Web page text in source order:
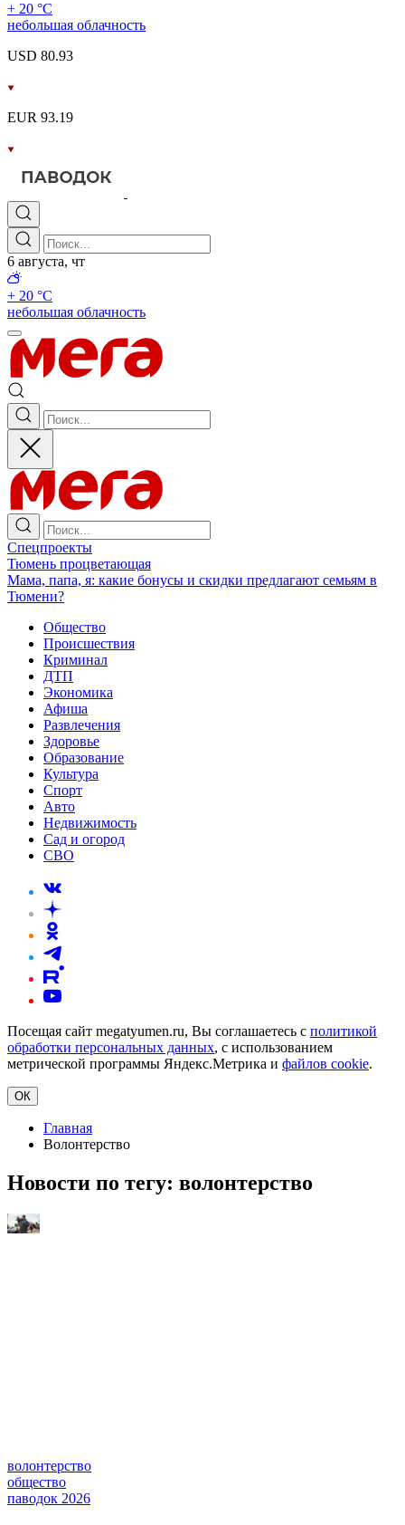
+ 20 °С
небольшая облачность
USD 80.93
EUR 93.19
6 августа, чт
+ 20 °С
небольшая облачность
Спецпроекты
Тюмень процветающая
Мама, папа, я: какие бонусы и скидки предлагают семьям в
Тюмени?
Общество
Происшествия
Криминал
ДТП
Экономика
Афиша
Развлечения
Здоровье
Образование
Культура
Спорт
Авто
Недвижимость
Сад и огород
СВО
Посещая сайт megatyumen.ru, Вы соглашаетесь с политикой
обработки персональных данных, с использованием
метрической программы Яндекс.Метрика и файлов cookie.
ОК
Главная
Волонтерство
Новости по тегу: волонтерство
волонтерство
общество
паводок 2026